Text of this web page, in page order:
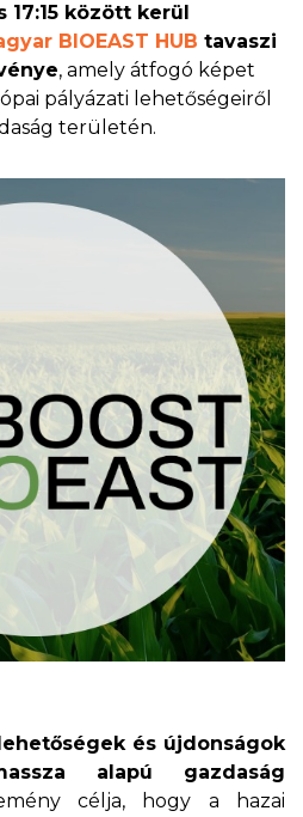
17:15 között kerül
BIOEAST HUB tavaszi
, amely átfogó képet
pályázati lehetőségeiről
területén.
és újdonságok
alapú gazdaság
célja, hogy a hazai